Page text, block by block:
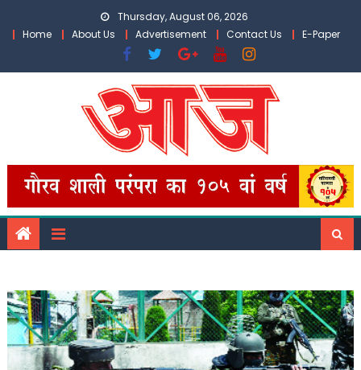
Thursday, August 06, 2026
Home
About Us Advertisement Contact Us E-Paper